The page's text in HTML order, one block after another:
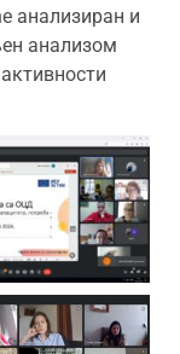
анализиран и
анализом